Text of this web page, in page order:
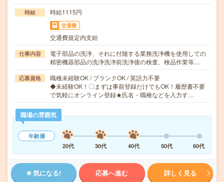
時給 時給1115円
交通費
交通費規定内支給
仕事内容
電子部品の洗浄、それに付随する業務洗浄機を使用しての
精密機器部品の洗浄洗浄前洗浄後の検査、検品作業等…
応募資格
職種未経験OK / ブランクOK / 英語力不要
◆未経験OK！〇まずは事前登録だけでもOK！履歴書不要
で気軽にオンライン登録★氏名・職種などを入力す…
職場の雰囲気
年齢層
20代
30代 40代 50代 60代
気になる! 応募へ進む 詳しく見る